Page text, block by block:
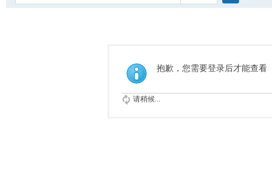
索
抱歉，您需要登录后才能查看
请稍候...